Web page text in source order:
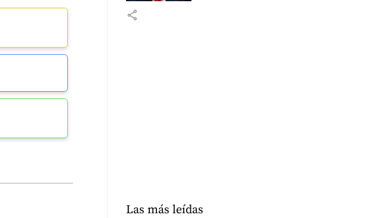
share
Las más leídas